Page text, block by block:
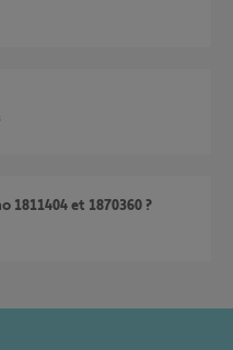
1811404 et 1870360 ?